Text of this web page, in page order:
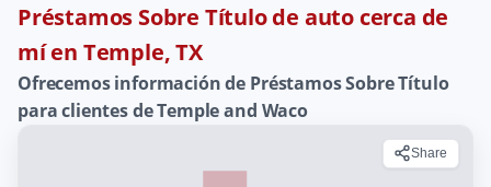
Préstamos Sobre Título de auto cerca de
mí en Temple, TX
Ofrecemos información de Préstamos Sobre Título
para clientes de Temple and Waco
Share